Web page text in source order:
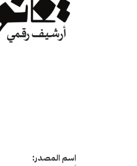
اسم المصدر: